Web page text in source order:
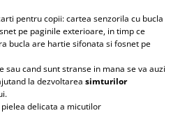
pentru copii: cartea senzorila cu bucla
pe paginile exterioare, in timp ce
bucla are hartie sifonata si fosnet pe
sau cand sunt stranse in mana se va auzi
la dezvoltarea simturilor
delicata a micutilor